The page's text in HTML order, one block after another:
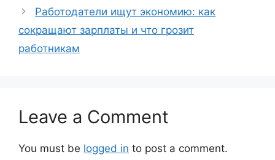
Работодатели ищут экономию: как
сокращают зарплаты и что грозит
работникам
Leave a Comment
You must be logged in to post a comment.